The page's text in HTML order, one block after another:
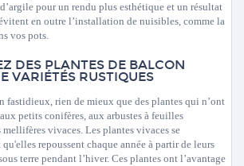
pour un rendu plus esthétique et un résultat
en outre l’installation de nuisibles, comme la
vos pots.
DES PLANTES DE BALCON
VARIÉTÉS RUSTIQUES
fastidieux, rien de mieux que des plantes qui n’ont
petits conifères, aux arbustes à feuilles
vivaces. Les plantes vivaces se
repoussent chaque année à partir de leurs
terre pendant l’hiver. Ces plantes ont l’avantage